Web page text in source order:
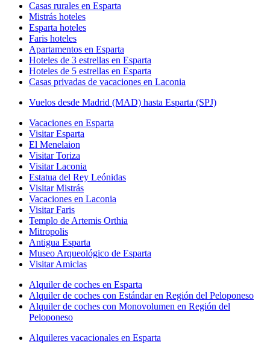
Casas rurales en Esparta
Mistrás hoteles
Esparta hoteles
Faris hoteles
Apartamentos en Esparta
Hoteles de 3 estrellas en Esparta
Hoteles de 5 estrellas en Esparta
Casas privadas de vacaciones en Laconia
Vuelos desde Madrid (MAD) hasta Esparta (SPJ)
Vacaciones en Esparta
Visitar Esparta
El Menelaion
Visitar Toriza
Visitar Laconia
Estatua del Rey Leónidas
Visitar Mistrás
Vacaciones en Laconia
Visitar Faris
Templo de Artemis Orthia
Mitropolis
Antigua Esparta
Museo Arqueológico de Esparta
Visitar Amiclas
Alquiler de coches en Esparta
Alquiler de coches con Estándar en Región del Peloponeso
Alquiler de coches con Monovolumen en Región del
Peloponeso
Alquileres vacacionales en Esparta